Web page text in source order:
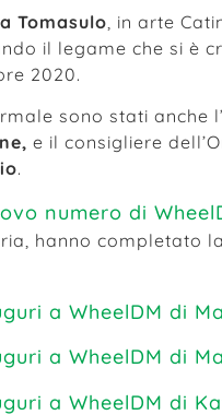
Tomasulo, in arte
il legame che si è
2020.
sono stati anche
e il consigliere
.
numero di
hanno completato
a WheelDM di
a WheelDM di
a WheelDM di